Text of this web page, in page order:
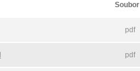
Soubor
pdf
pdf